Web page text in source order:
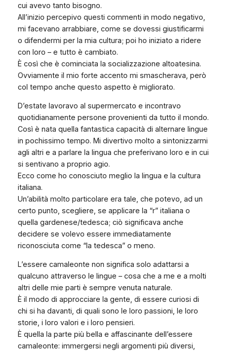
cui avevo tanto bisogno.
All’inizio percepivo questi commenti in modo negativo,
mi facevano arrabbiare, come se dovessi giustificarmi
o difendermi per la mia cultura; poi ho iniziato a ridere
con loro – e tutto è cambiato.
È così che è cominciata la socializzazione altoatesina.
Ovviamente il mio forte accento mi smascherava, però
col tempo anche questo aspetto è migliorato.
D’estate lavoravo al supermercato e incontravo
quotidianamente persone provenienti da tutto il mondo.
Così è nata quella fantastica capacità di alternare lingue
in pochissimo tempo. Mi divertivo molto a sintonizzarmi
agli altri e a parlare la lingua che preferivano loro e in cui
si sentivano a proprio agio.
Ecco come ho conosciuto meglio la lingua e la cultura
italiana.
Un’abilità molto particolare era tale, che potevo, ad un
certo punto, scegliere, se applicare la “r” italiana o
quella gardenese/tedesca; ciò significava anche
decidere se volevo essere immediatamente
riconosciuta come “la tedesca” o meno.
L’essere camaleonte non significa solo adattarsi a
qualcuno attraverso le lingue – cosa che a me e a molti
altri delle mie parti è sempre venuta naturale.
È il modo di approcciare la gente, di essere curiosi di
chi si ha davanti, di quali sono le loro passioni, le loro
storie, i loro valori e i loro pensieri.
È quella la parte più bella e affascinante dell’essere
camaleonte: immergersi negli argomenti più diversi,